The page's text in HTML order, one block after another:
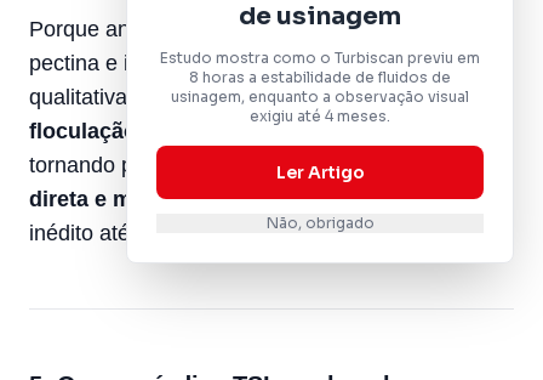
de usinagem
Estudo mostra como o Turbiscan previu em
8 horas a estabilidade de fluidos de
usinagem, enquanto a observação visual
exigiu até 4 meses.
Ler Artigo
Não, obrigado
Porque antes dele, a relação entre estrutura da
pectina e instabilidade física era apenas
qualitativa. O Turbiscan permitiuquantificar a
floculação e sedimentação
tornando possível estabelecer uma
direta e mensurável entre Mw/RG-I e TSI, algo
inédito até então.